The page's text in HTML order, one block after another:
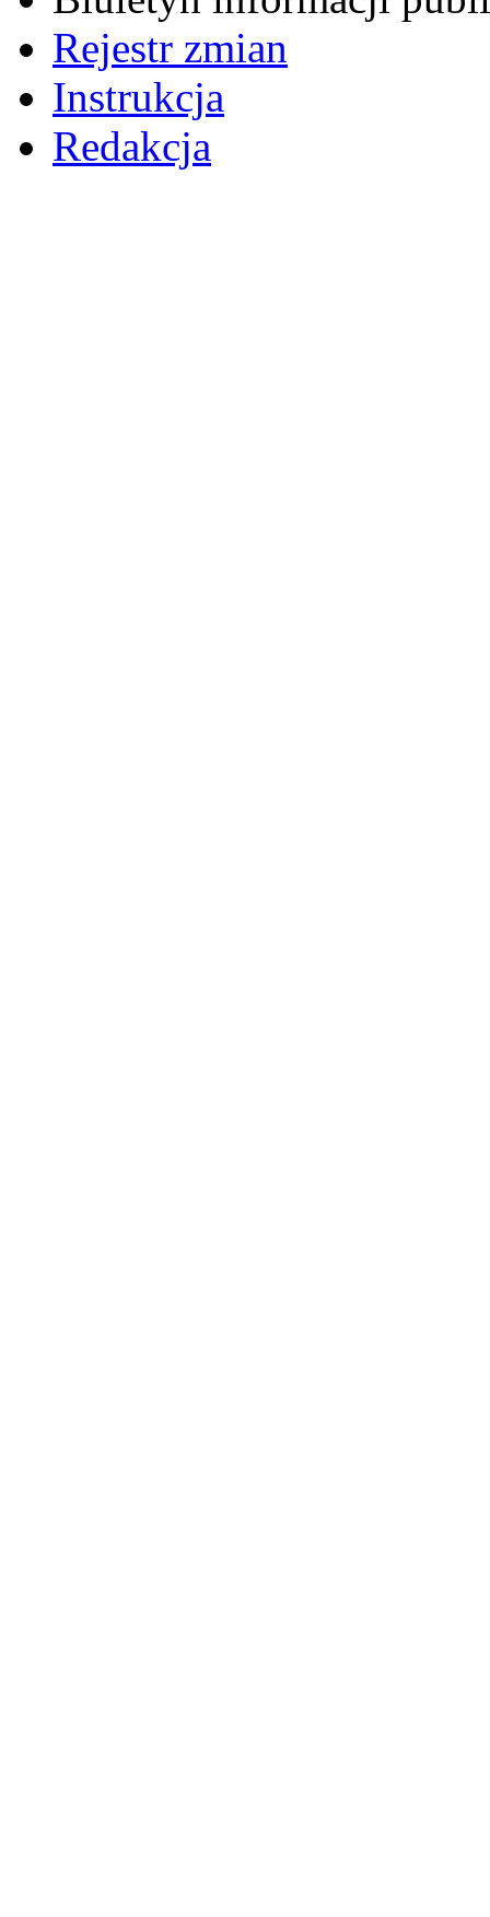
Rejestr zmian
Instrukcja
Redakcja